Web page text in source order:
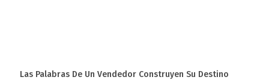
Las Palabras De Un Vendedor Construyen Su Destino